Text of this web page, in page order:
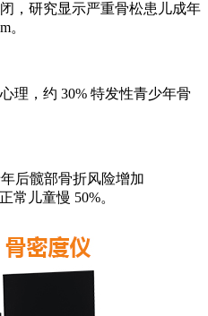
，研究显示严重骨松患儿成年
。
理，约 30% 特发性青少年骨
后髋部骨折风险增加
常儿童慢 50%。